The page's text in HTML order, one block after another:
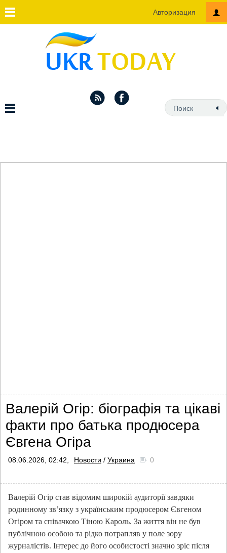
Авторизация
Валерій Огір: біографія та цікаві
факти про батька продюсера
Євгена Огіра
08.06.2026, 02:42, Новости / Украина 0
Валерій Огір став відомим широкій аудиторії завдяки
родинному зв’язку з українським продюсером Євгеном
Огіром та співачкою Тіною Кароль. За життя він не був
публічною особою та рідко потрапляв у поле зору
журналістів. Інтерес до його особистості значно зріс після